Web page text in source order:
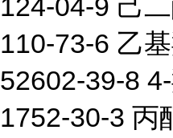
124-04-9 己
110-73-6 乙
52602-39-8
1752-30-3 丙